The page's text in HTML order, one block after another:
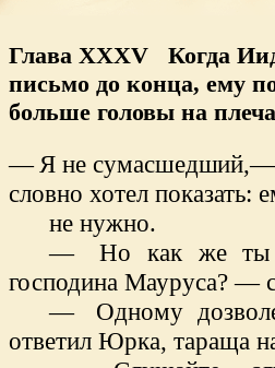
Глава XXXV Когда
письмо до конца, ему
больше головы на
— Я не сумасшедший,—
словно хотел показать:
не нужно.
—
Но как же ты
господина Мауруса? —
—
Одному
ответил Юрка, тараща